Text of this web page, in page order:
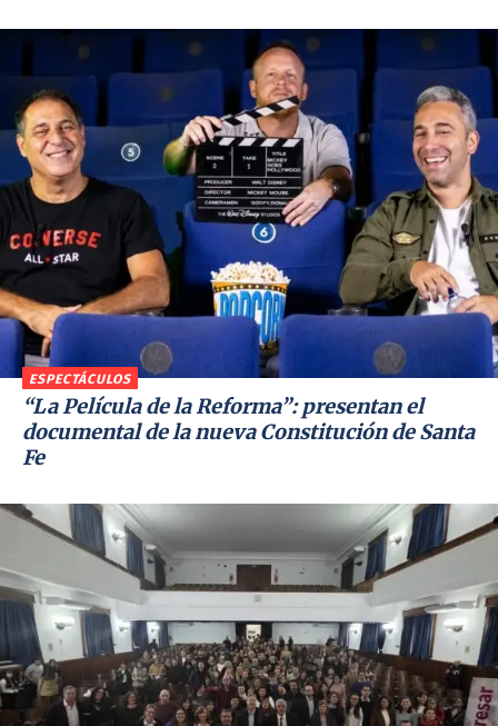
ESPECTÁCULOS
“La Película de la Reforma”: presentan el
documental de la nueva Constitución de Santa
Fe